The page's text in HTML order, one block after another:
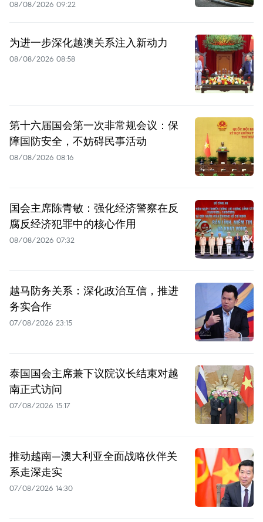
08/08/2026 09:22
为进一步深化越澳关系注入新动力
08/08/2026 08:58
第十六届国会第一次非常规会议：保
障国防安全，不妨碍民事活动
08/08/2026 08:16
国会主席陈青敏：强化经济警察在反
腐反经济犯罪中的核心作用
08/08/2026 07:32
越马防务关系：深化政治互信，推进
务实合作
07/08/2026 23:15
泰国国会主席兼下议院议长结束对越
南正式访问
07/08/2026 15:17
推动越南—澳大利亚全面战略伙伴关
系走深走实
07/08/2026 14:30